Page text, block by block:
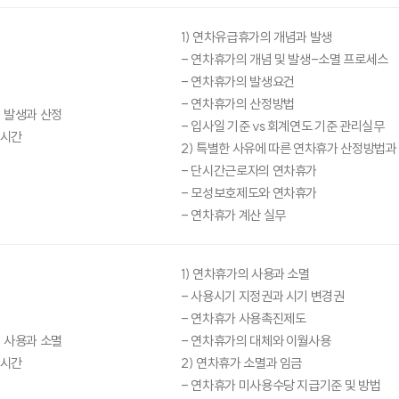
생과 산정
간
1) 연차유급휴가의 개념과 발생
- 연차휴가의 개념 및 발생-소멸 프로세스
- 연차휴가의 발생요건
- 연차휴가의 산정방법
- 입사일 기준 vs 회계연도 기준 관리실무
2) 특별한 사유에 따른 연차휴가 산정방법
- 단시간근로자의 연차휴가
- 모성보호제도와 연차휴가
- 연차휴가 계산 실무
용과 소멸
간
1) 연차휴가의 사용과 소멸
- 사용시기 지정권과 시기 변경권
- 연차휴가 사용촉진제도
- 연차휴가의 대체와 이월사용
2) 연차휴가 소멸과 임금
- 연차휴가 미사용수당 지급기준 및 방법